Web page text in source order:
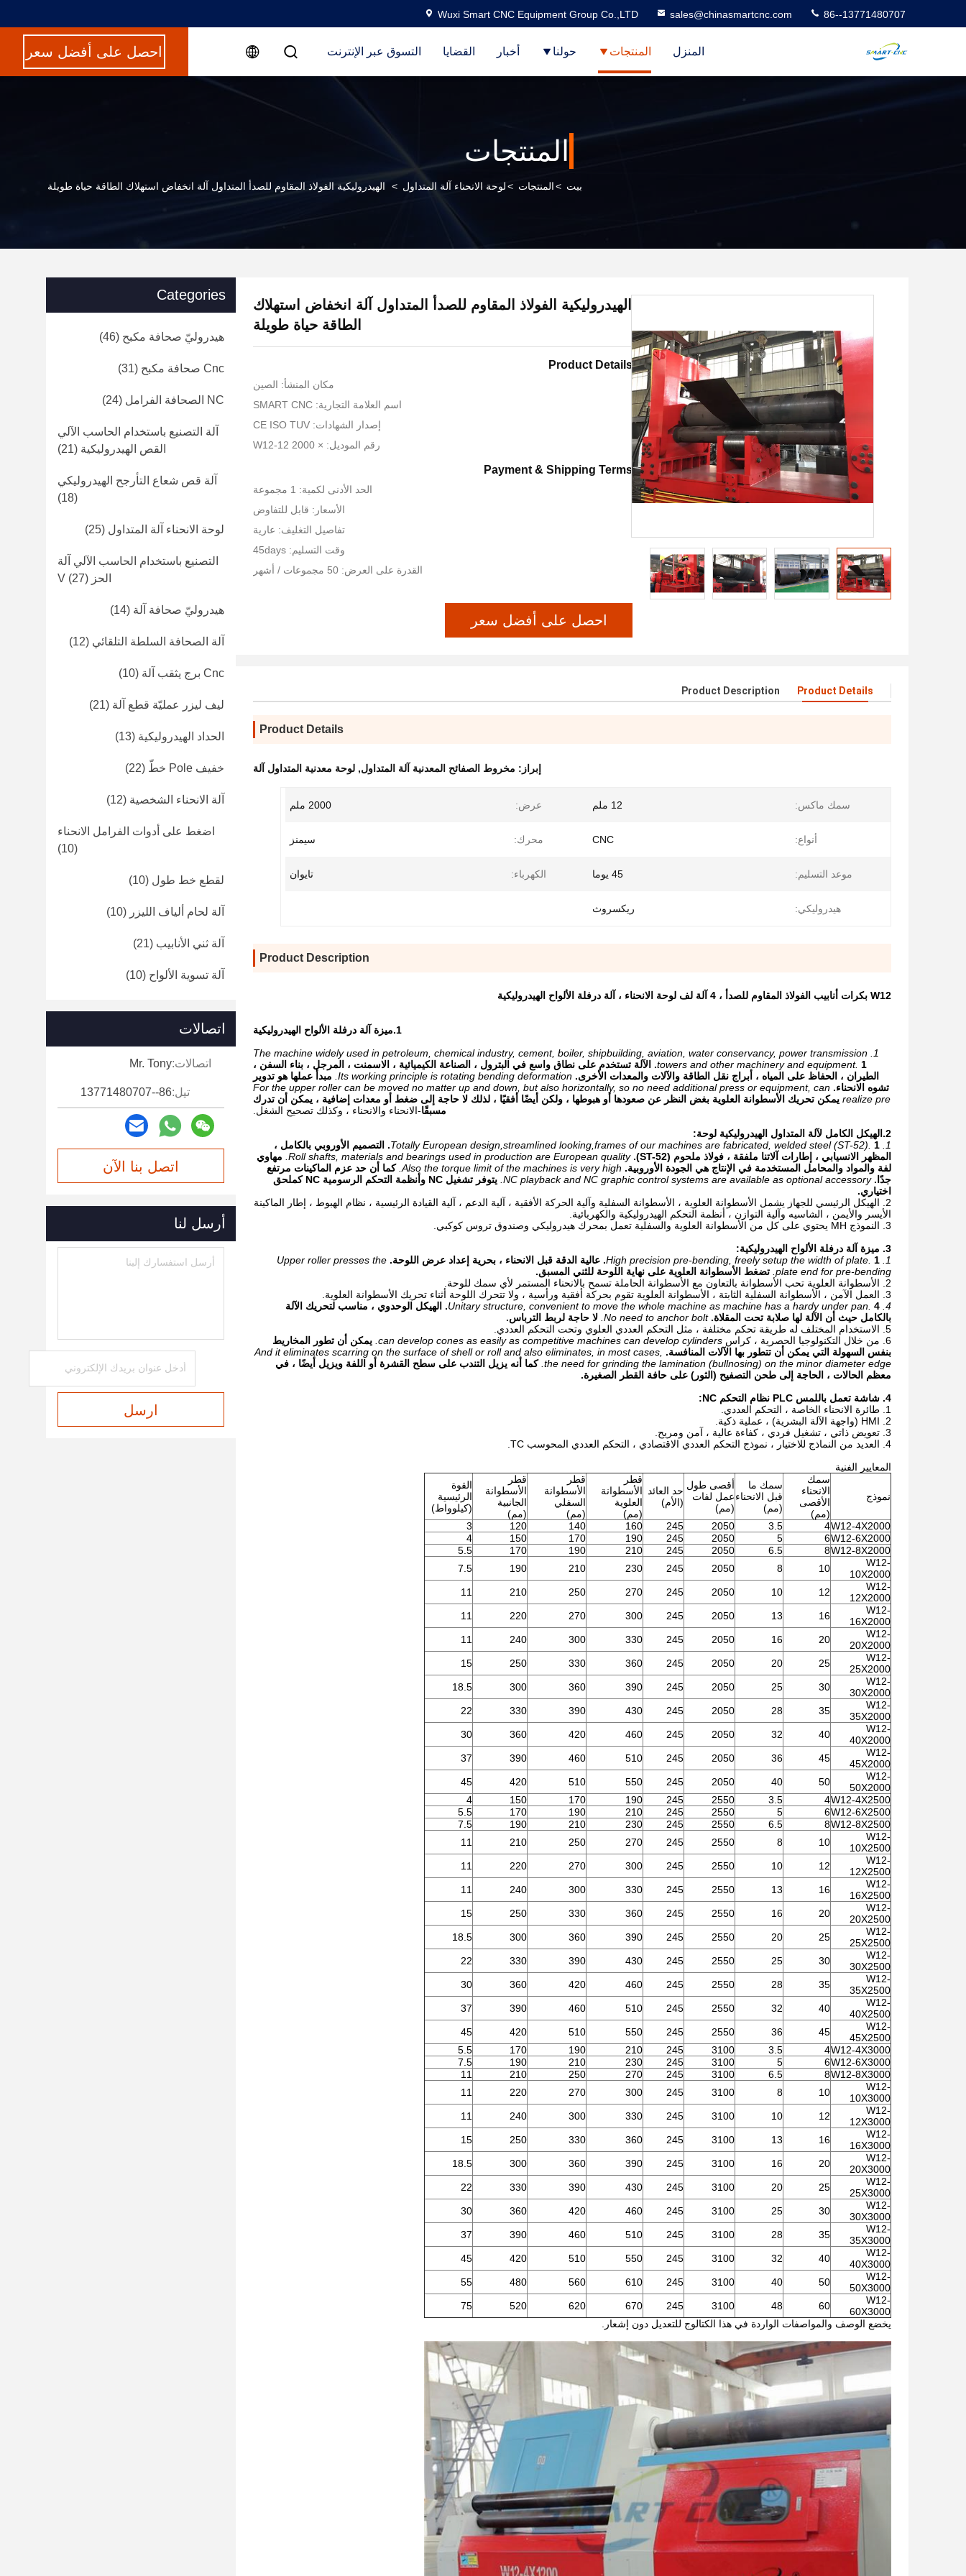
Wuxi Smart CNC Equipment Group Co.,LTD sales@chinasmartcnc.com 86--13771480707
المنزل المنتجات حولنا أخبار القضايا التسوق عبر الإنترنت احصل على أفضل سعر
المنتجات
بيت >المنتجات >لوحة الانحناء آلة المتداول > الهيدروليكية الفولاذ المقاوم للصدأ المتداول آلة انخفاض استهلاك الطاقة حياة طويلة
الهيدروليكية الفولاذ المقاوم للصدأ المتداول آلة انخفاض استهلاك
الطاقة حياة طويلة
Product Details
مكان المنشأ: الصين
اسم العلامة التجارية: SMART CNC
إصدار الشهادات: CE ISO TUV
رقم الموديل: × W12-12 2000
Payment & Shipping Terms
الحد الأدنى لكمية: 1 مجموعة
الأسعار: قابل للتفاوض
تفاصيل التغليف: عارية
وقت التسليم: 45days
القدرة على العرض: 50 مجموعات / أشهر
احصل على أفضل سعر
Product Details
Product Description
Product Details
إبراز: مخروط الصفائح المعدنية آلة المتداول, لوحة معدنية المتداول آلة
سمك ماكس: 12 ملم عرض: 2000 ملم
أنواع: CNC محرك: سيمنز
موعد التسليم: 45 يوما الكهرباء: تايوان
هيدروليكي: ريكسروث
Product Description
W12 بكرات أنابيب الفولاذ المقاوم للصدأ ، 4 آلة لف لوحة الانحناء ، آلة درفلة الألواح الهيدروليكية
1. ميزة آلة درفلة الألواح الهيدروليكية
1. The machine widely used in petroleum, chemical industry, cement, boiler, shipbuilding, aviation, water conservancy, power transmission
towers and other machinery and equipment.1. الآلة تستخدم على نطاق واسع في البترول ، الصناعة الكيميائية ، الاسمنت ، المرجل ، بناء السفن ،
الطيران ، الحفاظ على المياه ، أبراج نقل الطاقة والآلات والمعدات الأخرى. Its working principle is rotating bending deformation. مبدأ عملها هو تدوير
تشوه الانحناء. For the upper roller can be moved no matter up and down, but also horizontally, so no need additional press or equipment, can
realize pre يمكن تحريك الأسطوانة العلوية بغض النظر عن صعودها أو هبوطها ، ولكن أيضًا أفقيًا ، لذلك لا حاجة إلى ضغط أو معدات إضافية ، يمكن أن تدرك
مسبقًا-الانحناء والانحناء ، وكذلك تصحيح الشغل.
2. الهيكل الكامل لآلة المتداول الهيدروليكية لوحة:
1. Totally European design,streamlined looking,frames of our machines are fabricated, welded steel (ST-52).
1. التصميم الأوروبي بالكامل ،
المظهر الانسيابي ، إطارات آلاتنا ملفقة ، فولاذ ملحوم (ST-52).
Roll shafts, materials and bearings used in production are European quality. مهاوي
لفة والمواد والمحامل المستخدمة في الإنتاج هي الجودة الأوروبية. Also the torque limit of the machines is very high. كما أن حد عزم الماكينات مرتفع
جدًا. NC playback and NC graphic control systems are available as optional accessory.
يتوفر تشغيل NC وأنظمة التحكم الرسومية NC كملحق
اختياري.
2. الهيكل الرئيسي للجهاز يشمل الأسطوانة العلوية ، الأسطوانة السفلية وآلية الحركة الأفقية ، آلية الدعم ، آلية القيادة الرئيسية ، نظام الهبوط ، إطار الماكينة
الأيسر والأيمن ، الشاسيه وآلية التوازن ، أنظمة التحكم الهيدروليكية والكهربائية.
3. النموذج MH يحتوي على كل من الأسطوانة العلوية والسفلية تعمل بمحرك هيدروليكي وصندوق تروس كوكبي.
3. ميزة آلة درفلة الألواح الهيدروليكية:
1. High precision pre-bending, freely setup the width of plate.
1. عالية الدقة قبل الانحناء ، بحرية إعداد عرض اللوحة.
Upper roller presses the
plate end for pre-bending. تضغط الأسطوانة العلوية على نهاية اللوحة للثني المسبق.
2. الأسطوانة العلوية تحب الأسطوانة بالتعاون مع الأسطوانة الحاملة تسمح بالانحناء المستمر لأي سمك للوحة.
3. العمل الآمن ، الأسطوانة السفلية الثابتة ، الأسطوانة العلوية تقوم بحركة أفقية ورأسية ، ولا تتحرك اللوحة أثناء تحريك الأسطوانة العلوية.
4. Unitary structure, convenient to move the whole machine as machine has a hardy under pan.
4. الهيكل الوحدوي ، مناسب لتحريك الآلة
بالكامل حيث أن الآلة لها صلابة تحت المقلاة. No need to anchor bolt. لا حاجة لربط الترباس.
5. الاستخدام المختلف له طريقة تحكم مختلفة ، مثل التحكم العددي العلوي وتحت التحكم العددي.
6. من خلال التكنولوجيا الحصرية ،
كراس can develop cones as easily as competitive machines can develop cylinders. يمكن أن تطور المخاريط
بنفس السهولة التي يمكن أن تتطور بها الآلات المنافسة. And it eliminates scarring on the surface of shell or roll and also eliminates, in most cases,
the need for grinding the lamination (bullnosing) on the minor diameter edge. كما أنه يزيل التندب على سطح القشرة أو اللفة ويزيل أيضًا ، في
معظم الحالات ، الحاجة إلى طحن التصفيح (الثور) على حافة القطر الصغيرة.
4. شاشة تعمل باللمس PLC
نظام التحكم NC:
1. طائرة الانحناء الخاصة ، التحكم العددي.
2. HMI (واجهة الآلة البشرية) ، عملية ذكية.
3. تعويض ذاتي ، تشغيل فردي ، كفاءة عالية ، آمن ومريح.
4. العديد من النماذج للاختيار ، نموذج التحكم العددي الاقتصادي ، التحكم العددي المحوسب TC.
المعايير الفنية
نموذج
سمك
الانحناء
الأقصى
(مم)
سمك ما
قبل الانحناء
(مم)
أقصى طول
عمل لفات
(مم)
حد العائد
(الأم)
قطر
الأسطوانة
العلوية
(مم)
قطر
الأسطوانة
السفلي
(مم)
قطر
الأسطوانة
الجانبية
(مم)
القوة
الرئيسية
(كيلوواط)
W12-4X2000
4
3.5
2050
245
160
140
120
3
W12-6X2000
6
5
2050
245
190
170
150
4
W12-8X2000
8
6.5
2050
245
210
190
170
5.5
W12-
10X2000
10
8
2050
245
230
210
190
7.5
W12-
12X2000
12
10
2050
245
270
250
210
11
W12-
16X2000
16
13
2050
245
300
270
220
11
W12-
20X2000
20
16
2050
245
330
300
240
11
W12-
25X2000
25
20
2050
245
360
330
250
15
W12-
30X2000
30
25
2050
245
390
360
300
18.5
W12-
35X2000
35
28
2050
245
430
390
330
22
W12-
40X2000
40
32
2050
245
460
420
360
30
W12-
45X2000
45
36
2050
245
510
460
390
37
W12-
50X2000
50
40
2050
245
550
510
420
45
W12-4X2500
4
3.5
2550
245
190
170
150
4
W12-6X2500
6
5
2550
245
210
190
170
5.5
W12-8X2500
8
6.5
2550
245
230
210
190
7.5
W12-
10X2500
10
8
2550
245
270
250
210
11
W12-
12X2500
12
10
2550
245
300
270
220
11
W12-
16X2500
16
13
2550
245
330
300
240
11
W12-
20X2500
20
16
2550
245
360
330
250
15
W12-
25X2500
25
20
2550
245
390
360
300
18.5
W12-
30X2500
30
25
2550
245
430
390
330
22
W12-
35X2500
35
28
2550
245
460
420
360
30
W12-
40X2500
40
32
2550
245
510
460
390
37
W12-
45X2500
45
36
2550
245
550
510
420
45
W12-4X3000
4
3.5
3100
245
210
190
170
5.5
W12-6X3000
6
5
3100
245
230
210
190
7.5
W12-8X3000
8
6.5
3100
245
270
250
210
11
W12-
10X3000
10
8
3100
245
300
270
220
11
W12-
12X3000
12
10
3100
245
330
300
240
11
W12-
16X3000
16
13
3100
245
360
330
250
15
W12-
20X3000
20
16
3100
245
390
360
300
18.5
W12-
25X3000
25
20
3100
245
430
390
330
22
W12-
30X3000
30
25
3100
245
460
420
360
30
W12-
35X3000
35
28
3100
245
510
460
390
37
W12-
40X3000
40
32
3100
245
550
510
420
45
W12-
50X3000
50
40
3100
245
610
560
480
55
W12-
60X3000
60
48
3100
245
670
620
520
75
يخضع الوصف والمواصفات الواردة في هذا الكتالوج للتعديل دون إشعار.
Categories
هيدروليّ صحافة مكبح (46)
Cnc صحافة مكبح (31)
NC الصحافة الفرامل (24)
آلة التصنيع باستخدام الحاسب الآلي
القص الهيدروليكية (21)
آلة قص شعاع التأرجح الهيدروليكي
(18)
لوحة الانحناء آلة المتداول (25)
التصنيع باستخدام الحاسب الآلي آلة
الحز V (27)
هيدروليّ صحافة آلة (14)
آلة الصحافة السلطة التلقائي (12)
Cnc برج يثقب آلة (10)
ليف ليزر عمليّة قطع آلة (21)
الحداد الهيدروليكية (13)
خفيف Pole خطّ (22)
آلة الانحناء الشخصية (12)
اضغط على أدوات الفرامل الانحناء
(10)
لقطع خط طول (10)
آلة لحام ألياف الليزر (10)
آلة ثني الأنابيب (21)
آلة تسوية الألواح (10)
اتصالات
اتصالات:Mr. Tony
تيل:86--13771480707
اتصل بنا الآن
أرسل لنا
ارسل